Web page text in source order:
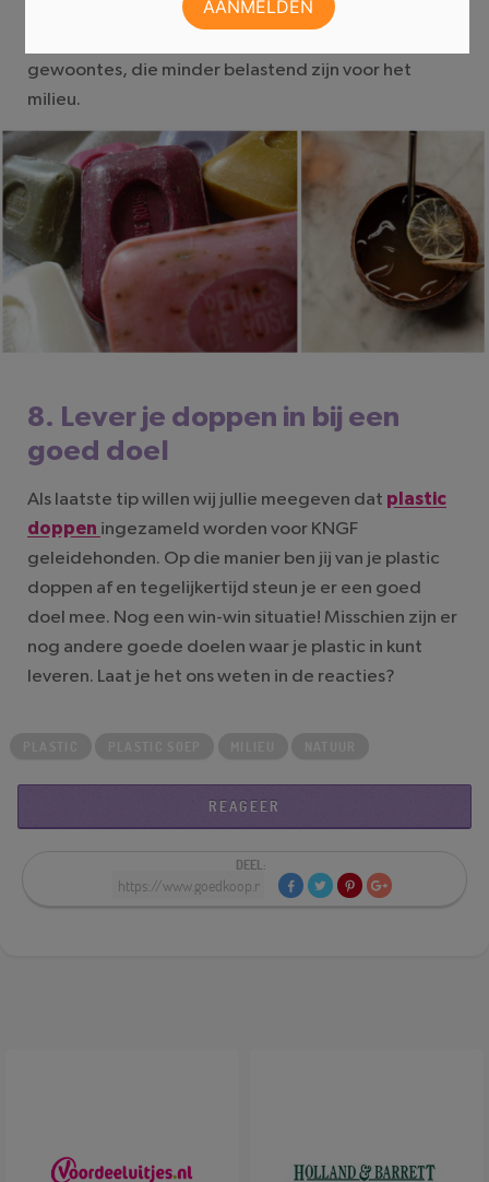
rubber gemaakt, ook wel plastic dus. Laten we geen
gewoontes, die minder belastend zijn voor het
milieu.
8. Lever je doppen in bij een
goed doel
Als laatste tip willen wij jullie meegeven dat plastic
doppen ingezameld worden voor KNGF
geleidehonden. Op die manier ben jij van je plastic
doppen af en tegelijkertijd steun je er een goed
doel mee. Nog een win-win situatie! Misschien zijn er
nog andere goede doelen waar je plastic in kunt
leveren. Laat je het ons weten in de reacties?
REAGEER
DEEL: